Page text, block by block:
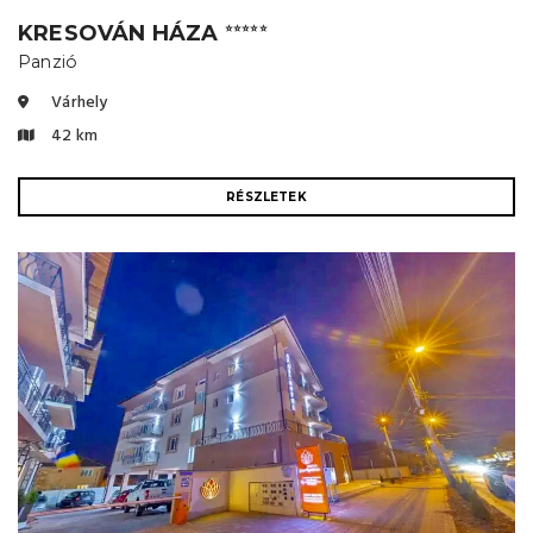
KRESOVÁN HÁZA ⭐⭐⭐⭐⭐
Panzió
Várhely
42 km
RÉSZLETEK